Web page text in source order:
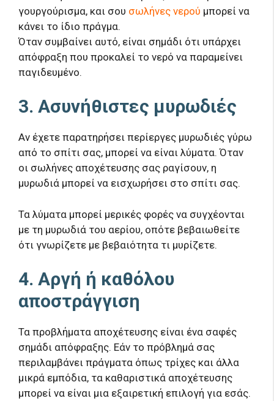
γουργούρισμα, και σου σωλήνες νερού μπορεί να
κάνει το ίδιο πράγμα.
Όταν συμβαίνει αυτό, είναι σημάδι ότι υπάρχει
απόφραξη που προκαλεί το νερό να παραμείνει
παγιδευμένο.
3. Ασυνήθιστες μυρωδιές
Αν έχετε παρατηρήσει περίεργες μυρωδιές γύρω
από το σπίτι σας, μπορεί να είναι λύματα. Όταν
οι σωλήνες αποχέτευσης σας ραγίσουν, η
μυρωδιά μπορεί να εισχωρήσει στο σπίτι σας.
Τα λύματα μπορεί μερικές φορές να συγχέονται
με τη μυρωδιά του αερίου, οπότε βεβαιωθείτε
ότι γνωρίζετε με βεβαιότητα τι μυρίζετε.
4. Αργή ή καθόλου
αποστράγγιση
Τα προβλήματα αποχέτευσης είναι ένα σαφές
σημάδι απόφραξης. Εάν το πρόβλημά σας
περιλαμβάνει πράγματα όπως τρίχες και άλλα
μικρά εμπόδια, τα καθαριστικά αποχέτευσης
μπορεί να είναι μια εξαιρετική επιλογή για εσάς.